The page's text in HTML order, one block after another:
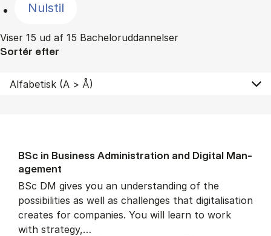
Nulstil
Viser 15 ud af 15 Bacheloruddannelser
Sortér efter
BSc in Busi­ness Ad­min­is­tra­tion and Di­git­al Man­
age­ment
BSc DM gives you an understanding of the
possibilities as well as challenges that digitalisation
creates for companies. You will learn to work
with strategy,…